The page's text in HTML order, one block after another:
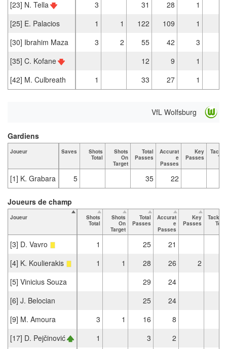
[23] N. Tella
3 31 28
1
[25] E. Palacios
1 1 122 109 1
[30] Ibrahim Maza
3 2 55 42 3
[35] C. Kofane
12 9 1
[42] M. Culbreath
1 33 27 1
VfL Wolfsburg
Joueur Saves
Shots
Total
Shots
On
Target
Total
Passes
Accurat
e
Passes
Key
Passes
[1] K. Grabara 5 35 22
Gardiens
Joueur
Shots
Total
Shots
On
Target
Total
Passes
Accurat
e
Passes
Key
Passes
Tackles
Total
[3] D. Vavro 1 25 21
[4] K. Koulierakis
1 1 28 26 2
[5] Vinicius Souza
29 24
[6] J. Belocian
25 24
[9] M. Amoura
3 1 16 8
[17] D. Pejčinović
1 3 2
Joueurs de champ